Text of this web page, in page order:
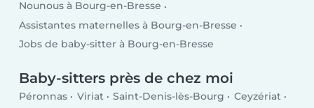
Nounous à Bourg-en-Bresse
Assistantes maternelles à Bourg-en-Bresse
Jobs de baby-sitter à Bourg-en-Bresse
Baby-sitters près de chez moi
Péronnas Viriat Saint-Denis-lès-Bourg
Ceyzériat